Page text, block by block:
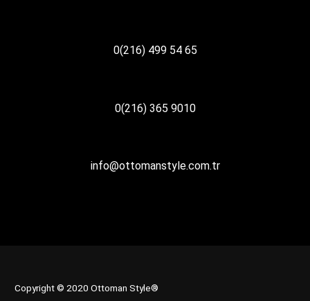
0(216) 499 54 65
0(216) 365 9010
info@ottomanstyle.com.tr
Copyright © 2020 Ottoman Style®